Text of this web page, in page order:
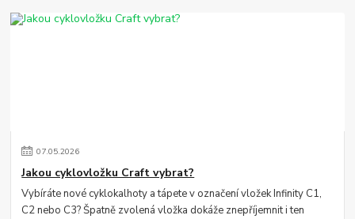
07.05.2026
Jakou cyklovložku Craft vybrat?
Vybíráte nové cyklokalhoty a tápete v označení vložek Infinity C1,
C2 nebo C3? Špatně zvolená vložka dokáže znepříjemnit i ten